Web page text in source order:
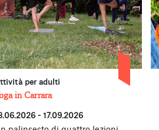
per adulti
in Carrara
- 17.09.2026